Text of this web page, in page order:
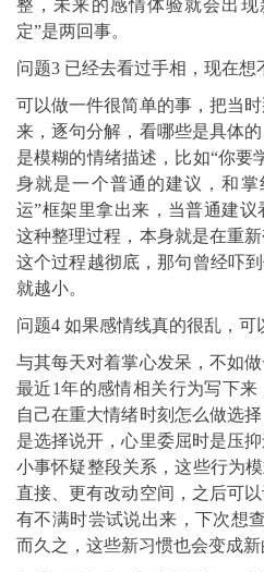
整，未来的感情体验就会出
定”是两回事。
问题3 已经去看过手相，现在想
可以做一件很简单的事，把当
来，逐句分解，看哪些是具体
是模糊的情绪描述，比如“你要
身就是一个普通的建议，和
运”框架里拿出来，当普通建议
这种整理过程，本身就是在重
这个过程越彻底，那句曾经吓
就越小。
问题4 如果感情线真的很乱，可
与其每天对着掌心发呆，不如
最近1年的感情相关行为写下
自己在重大情绪时刻怎么做选
是选择说开，心里委屈时是压
小事怀疑整段关系，这些行为
直接、更有改动空间，之后可
有不满时尝试说出来，下次想
而久之，这些新习惯也会变成新